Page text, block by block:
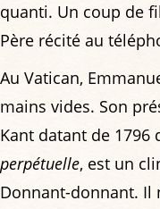
quanti. Un coup de
Père récité au
Au Vatican,
mains vides. Son
Kant datant de 1796
perpétuelle, est un
Donnant-donnant. Il